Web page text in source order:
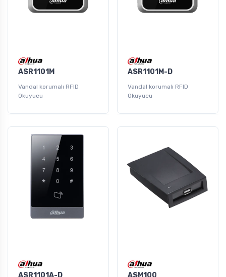
ASR1101M
Vandal korumalı RFID
Okuyucu
ASR1101M-D
Vandal korumalı RFID
Okuyucu
ASR1101A-D ASM100